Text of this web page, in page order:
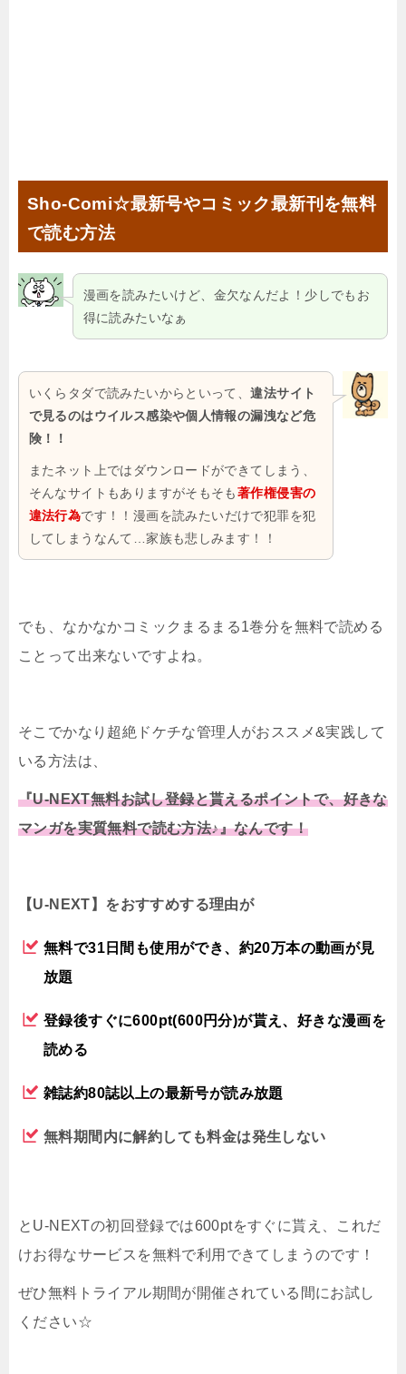
Sho-Comi☆最新号やコミック最新刊を無料
で読む方法
漫画を読みたいけど、金欠なんだよ！少しでもお
得に読みたいなぁ
いくらタダで読みたいからといって、違法サイト
で見るのはウイルス感染や個人情報の漏洩など危
険！！
またネット上ではダウンロードができてしまう、
そんなサイトもありますがそもそも著作権侵害の
違法行為です！！漫画を読みたいだけで犯罪を犯
してしまうなんて…家族も悲しみます！！
でも、なかなかコミックまるまる1巻分を無料で読める
ことって出来ないですよね。
そこでかなり超絶ドケチな管理人がおススメ&実践して
いる方法は、
『U-NEXT無料お試し登録と貰えるポイントで、好きな
マンガを実質無料で読む方法♪』なんです！
【U-NEXT】をおすすめする理由が
無料で31日間も使用ができ、約20万本の動画が見
放題
登録後すぐに600pt(600円分)が貰え、好きな漫画を
読める
雑誌約80誌以上の最新号が読み放題
無料期間内に解約しても料金は発生しない
とU-NEXTの初回登録では600ptをすぐに貰え、これだ
けお得なサービスを無料で利用できてしまうのです！
ぜひ無料トライアル期間が開催されている間にお試し
ください☆